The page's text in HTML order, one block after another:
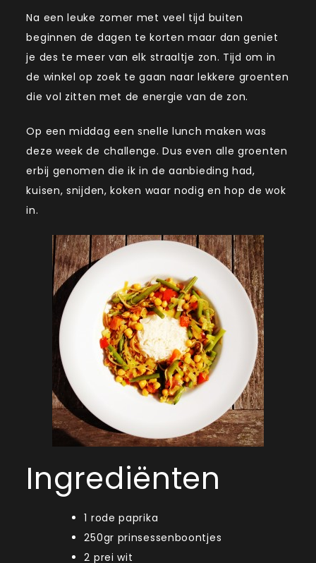
Na een leuke zomer met veel tijd buiten
beginnen de dagen te korten maar dan geniet
je des te meer van elk straaltje zon. Tijd om in
de winkel op zoek te gaan naar lekkere groenten
die vol zitten met de energie van de zon.
Op een middag een snelle lunch maken was
deze week de challenge. Dus even alle groenten
erbij genomen die ik in de aanbieding had,
kuisen, snijden, koken waar nodig en hop de wok
in.
Ingrediënten
1 rode paprika
250gr prinsessenboontjes
2 prei wit